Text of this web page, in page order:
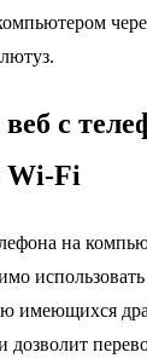
с
Wi-Fi
на
имеющихся